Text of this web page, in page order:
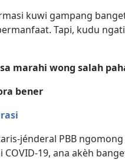
kuwi gampang
Tapi, kudu
marahi wong salah
bener
jénderal PBB
COVID-19, ana akèh